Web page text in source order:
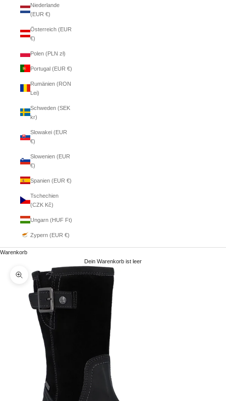
Niederlande
(EUR €)
Österreich (EUR
€)
Polen (PLN zł)
Portugal (EUR €)
Rumänien (RON
Lei)
Schweden (SEK
kr)
Slowakei (EUR
€)
Slowenien (EUR
€)
Spanien (EUR €)
Tschechien
(CZK Kč)
Ungarn (HUF Ft)
Zypern (EUR €)
Warenkorb
Dein Warenkorb ist leer
Bild vergrößern